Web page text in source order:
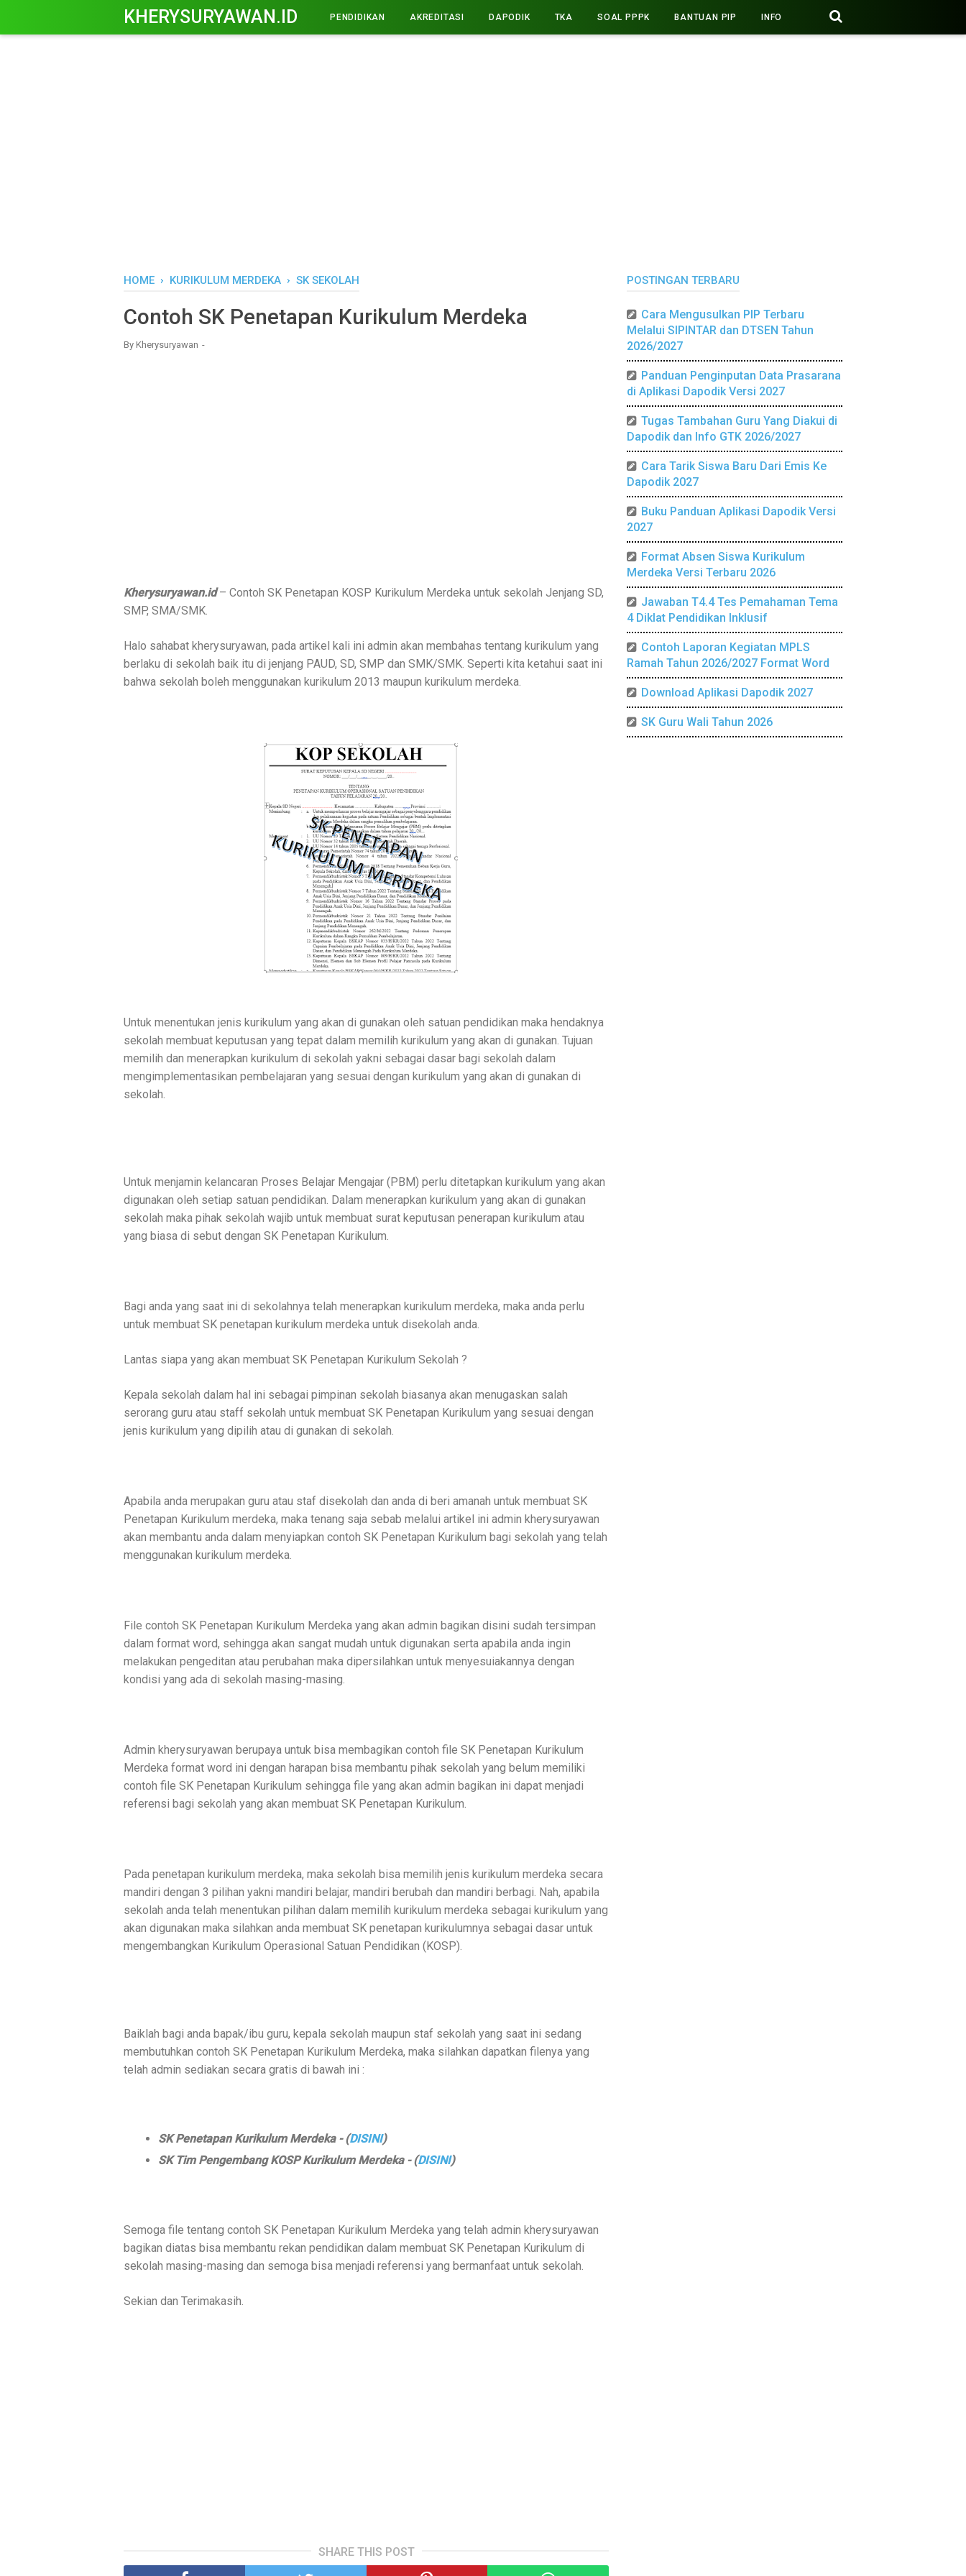
KHERYSURYAWAN.ID PENDIDIKAN AKREDITASI DAPODIK TKA SOAL PPPK BANTUAN PIP INFO
HOME › KURIKULUM MERDEKA › SK SEKOLAH
Contoh SK Penetapan Kurikulum Merdeka
By Kherysuryawan
Kherysuryawan.id– Contoh SK Penetapan KOSP Kurikulum Merdeka untuk sekolah Jenjang SD,
SMP, SMA/SMK.
Halo sahabat kherysuryawan, pada artikel kali ini admin akan membahas tentang kurikulum yang
berlaku di sekolah baik itu di jenjang PAUD, SD, SMP dan SMK/SMK. Seperti kita ketahui saat ini
bahwa sekolah boleh menggunakan kurikulum 2013 maupun kurikulum merdeka.
Untuk menentukan jenis kurikulum yang akan di gunakan oleh satuan pendidikan maka hendaknya
sekolah membuat keputusan yang tepat dalam memilih kurikulum yang akan di gunakan. Tujuan
memilih dan menerapkan kurikulum di sekolah yakni sebagai dasar bagi sekolah dalam
mengimplementasikan pembelajaran yang sesuai dengan kurikulum yang akan di gunakan di
sekolah.
Untuk menjamin kelancaran Proses Belajar Mengajar (PBM) perlu ditetapkan kurikulum yang akan
digunakan oleh setiap satuan pendidikan. Dalam menerapkan kurikulum yang akan di gunakan
sekolah maka pihak sekolah wajib untuk membuat surat keputusan penerapan kurikulum atau
yang biasa di sebut dengan SK Penetapan Kurikulum.
Bagi anda yang saat ini di sekolahnya telah menerapkan kurikulum merdeka, maka anda perlu
untuk membuat SK penetapan kurikulum merdeka untuk disekolah anda.
Lantas siapa yang akan membuat SK Penetapan Kurikulum Sekolah ?
Kepala sekolah dalam hal ini sebagai pimpinan sekolah biasanya akan menugaskan salah
serorang guru atau staff sekolah untuk membuat SK Penetapan Kurikulum yang sesuai dengan
jenis kurikulum yang dipilih atau di gunakan di sekolah.
Apabila anda merupakan guru atau staf disekolah dan anda di beri amanah untuk membuat SK
Penetapan Kurikulum merdeka, maka tenang saja sebab melalui artikel ini admin kherysuryawan
akan membantu anda dalam menyiapkan contoh SK Penetapan Kurikulum bagi sekolah yang telah
menggunakan kurikulum merdeka.
File contoh SK Penetapan Kurikulum Merdeka yang akan admin bagikan disini sudah tersimpan
dalam format word, sehingga akan sangat mudah untuk digunakan serta apabila anda ingin
melakukan pengeditan atau perubahan maka dipersilahkan untuk menyesuiakannya dengan
kondisi yang ada di sekolah masing-masing.
Admin kherysuryawan berupaya untuk bisa membagikan contoh file SK Penetapan Kurikulum
Merdeka format word ini dengan harapan bisa membantu pihak sekolah yang belum memiliki
contoh file SK Penetapan Kurikulum sehingga file yang akan admin bagikan ini dapat menjadi
referensi bagi sekolah yang akan membuat SK Penetapan Kurikulum.
Pada penetapan kurikulum merdeka, maka sekolah bisa memilih jenis kurikulum merdeka secara
mandiri dengan 3 pilihan yakni mandiri belajar, mandiri berubah dan mandiri berbagi. Nah, apabila
sekolah anda telah menentukan pilihan dalam memilih kurikulum merdeka sebagai kurikulum yang
akan digunakan maka silahkan anda membuat SK penetapan kurikulumnya sebagai dasar untuk
mengembangkan Kurikulum Operasional Satuan Pendidikan (KOSP).
Baiklah bagi anda bapak/ibu guru, kepala sekolah maupun staf sekolah yang saat ini sedang
membutuhkan contoh SK Penetapan Kurikulum Merdeka, maka silahkan dapatkan filenya yang
telah admin sediakan secara gratis di bawah ini :
SK Penetapan Kurikulum Merdeka - (DISINI)
SK Tim Pengembang KOSP Kurikulum Merdeka - (DISINI)
Semoga file tentang contoh SK Penetapan Kurikulum Merdeka yang telah admin kherysuryawan
bagikan diatas bisa membantu rekan pendidikan dalam membuat SK Penetapan Kurikulum di
sekolah masing-masing dan semoga bisa menjadi referensi yang bermanfaat untuk sekolah.
Sekian dan Terimakasih.
SHARE THIS POST
POSTINGAN TERBARU
Cara Mengusulkan PIP Terbaru
Melalui SIPINTAR dan DTSEN Tahun
2026/2027
Panduan Penginputan Data Prasarana
di Aplikasi Dapodik Versi 2027
Tugas Tambahan Guru Yang Diakui di
Dapodik dan Info GTK 2026/2027
Cara Tarik Siswa Baru Dari Emis Ke
Dapodik 2027
Buku Panduan Aplikasi Dapodik Versi
2027
Format Absen Siswa Kurikulum
Merdeka Versi Terbaru 2026
Jawaban T4.4 Tes Pemahaman Tema
4 Diklat Pendidikan Inklusif
Contoh Laporan Kegiatan MPLS
Ramah Tahun 2026/2027 Format Word
Download Aplikasi Dapodik 2027
SK Guru Wali Tahun 2026